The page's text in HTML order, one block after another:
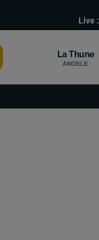
Live :
La Thune
ANGELE